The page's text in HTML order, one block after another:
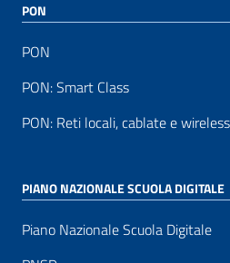
PON
PON
PON: Smart Class
PON: Reti locali, cablate e
PIANO NAZIONALE SCUOLA DIGITALE
Piano Nazionale Scuola Digitale